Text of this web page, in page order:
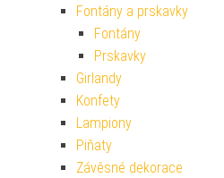
Fontány a prskavky
Fontány
Prskavky
Girlandy
Konfety
Lampiony
Piňaty
Závěsné dekorace